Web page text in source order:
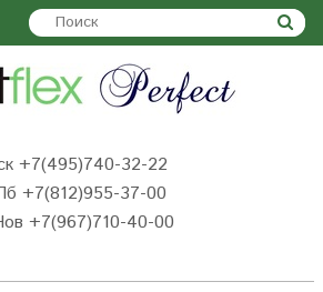
+7(495)740-32-22
+7(812)955-37-00
+7(967)710-40-00